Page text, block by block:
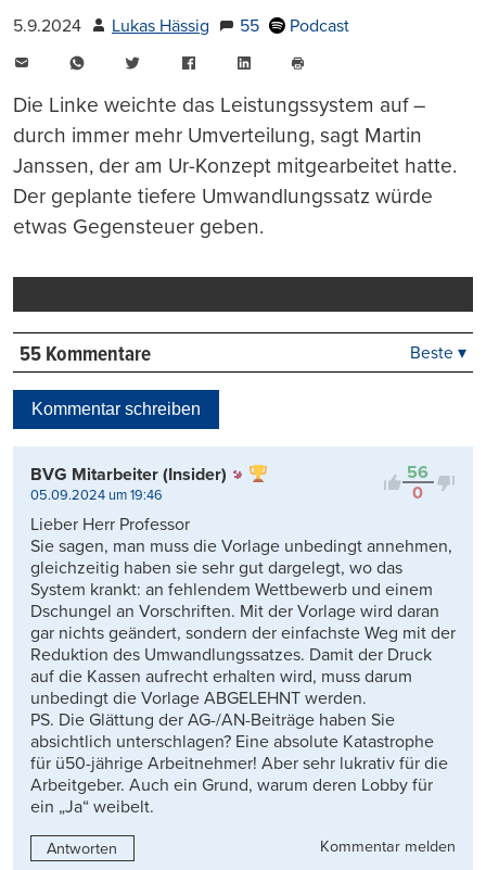
5.9.2024 Lukas Hässig 55
Podcast
WhatsAppTwitter FacebookLinkedIn
drucken
Die Linke weichte das Leistungssystem auf –
durch immer mehr Umverteilung, sagt Martin
Janssen, der am Ur-Konzept mitgearbeitet hatte.
Der geplante tiefere Umwandlungssatz würde
etwas Gegensteuer geben.
55 Kommentare
Kontrovers
Beste ▾
Kommentar schreiben
56
0
BVG Mitarbeiter (Insider)
05.09.2024 um 19:46
Lieber Herr Professor
Sie sagen, man muss die Vorlage unbedingt annehmen,
gleichzeitig haben sie sehr gut dargelegt, wo das
System krankt: an fehlendem Wettbewerb und einem
Dschungel an Vorschriften. Mit der Vorlage wird daran
gar nichts geändert, sondern der einfachste Weg mit der
Reduktion des Umwandlungssatzes. Damit der Druck
auf die Kassen aufrecht erhalten wird, muss darum
unbedingt die Vorlage ABGELEHNT werden.
PS. Die Glättung der AG-/AN-Beiträge haben Sie
absichtlich unterschlagen? Eine absolute Katastrophe
für ü50-jährige Arbeitnehmer! Aber sehr lukrativ für die
Arbeitgeber. Auch ein Grund, warum deren Lobby für
ein „Ja“ weibelt.
Antworten
Kommentar melden